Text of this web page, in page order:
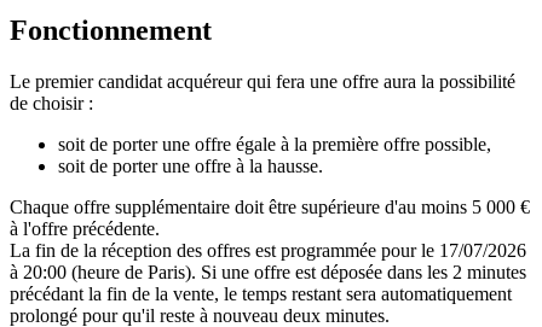
Fonctionnement
Le premier candidat acquéreur qui fera une offre aura la possibilité
de choisir :
soit de porter une offre égale à la première offre possible,
soit de porter une offre à la hausse.
Chaque offre supplémentaire doit être supérieure d'au moins 5 000 €
à l'offre précédente.
La fin de la réception des offres est programmée pour le 17/07/2026
à 20:00 (heure de Paris). Si une offre est déposée dans les 2 minutes
précédant la fin de la vente, le temps restant sera automatiquement
prolongé pour qu'il reste à nouveau deux minutes.